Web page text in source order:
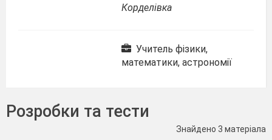
Корделівка
Учитель фізики,
математики, астрономії
Розробки та тести
Знайдено 3 матеріала